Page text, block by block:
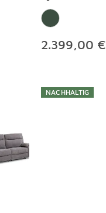
2.399,00 €
NACHHALTIG